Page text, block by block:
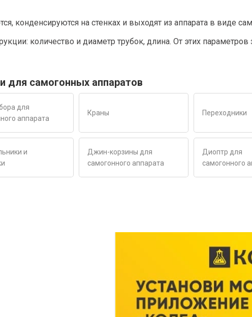
на стенках и выходят из аппарата в виде
количество и диаметр трубок, длина. От этих
для самогонных аппаратов
для
аппарата
Краны Переходники
и
Джин-корзины для
самогонного аппарата
Диоптр для
самогонного